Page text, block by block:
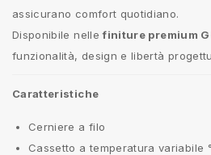
assicurano comfort quotidiano.
Disponibile nellefiniture premium
funzionalità, design e libertà
Caratteristiche
Cerniere a filo
Cassetto a temperatura variabile